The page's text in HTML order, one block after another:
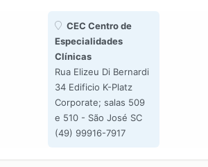
CEC Centro de
Especialidades
Clínicas
Rua Elizeu Di Bernardi
34 Edificio K-Platz
Corporate; salas 509
e 510 - São José SC
(49) 99916-7917